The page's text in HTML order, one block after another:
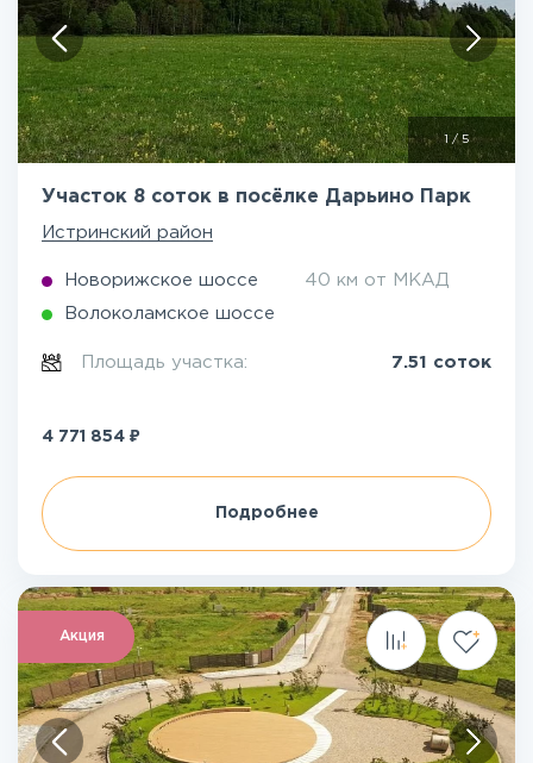
1 / 5
Участок 8 соток в посёлке Дарьино Парк
Истринский район
Новорижское шоссе 40 км от МКАД
Волоколамское шоссе
Площадь участка: 7.51 соток
4 771 854 ₽
Подробнее
Акция